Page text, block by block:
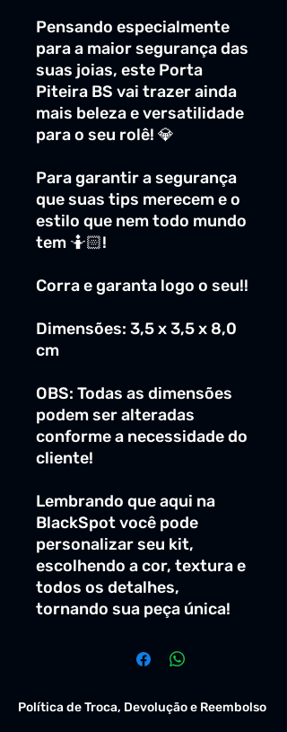
Pensando especialmente
para a maior segurança das
suas joias, este Porta
Piteira BS vai trazer ainda
mais beleza e versatilidade
para o seu rolê! 💎
Para garantir a segurança
que suas tips merecem e o
estilo que nem todo mundo
tem 🤷🏻!
Corra e garanta logo o seu!!
Dimensões: 3,5 x 3,5 x 8,0
cm
OBS: Todas as dimensões
podem ser alteradas
conforme a necessidade do
cliente!
Lembrando que aqui na
BlackSpot você pode
personalizar seu kit,
escolhendo a cor, textura e
todos os detalhes,
tornando sua peça única!
Política de Troca, Devolução e Reembolso